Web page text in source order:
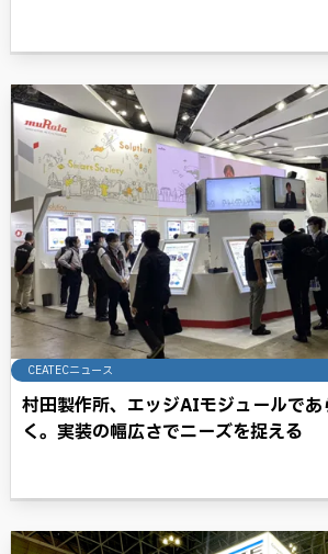
CEATECニュース
村田製作所、エッジAIモジュールで
く。実装の幅広さでニーズを捉える